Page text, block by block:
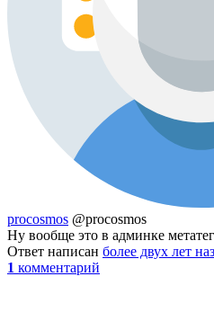
procosmos @procosmos
Ну вообще это в админке
Ответ написан более двух лет
1 комментарий